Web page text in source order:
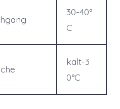
30-40°
C
kalt-3
0°C